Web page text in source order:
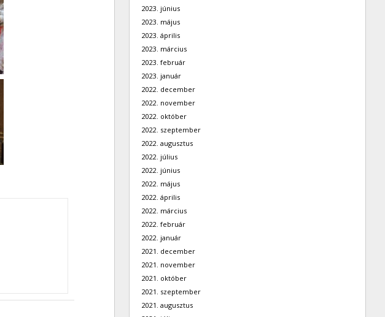
2023. június
2023. május
2023. április
2023. március
2023. február
2023. január
2022. december
2022. november
2022. október
2022. szeptember
2022. augusztus
2022. július
2022. június
2022. május
2022. április
2022. március
2022. február
2022. január
2021. december
2021. november
2021. október
2021. szeptember
2021. augusztus